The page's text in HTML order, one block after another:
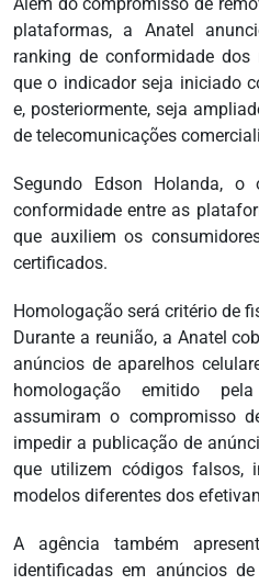
Além do compromisso de
plataformas, a Anatel
ranking de conformidade
que o indicador seja iniciado
e, posteriormente, seja
de telecomunicações
Segundo Edson Holanda,
conformidade entre as
que auxiliem os
certificados.
Homologação será critério de
Durante a reunião, a Anatel
anúncios de aparelhos
homologação emitido
assumiram o compromisso
impedir a publicação de
que utilizem códigos falsos,
modelos diferentes dos
A agência também
identificadas em anúncios